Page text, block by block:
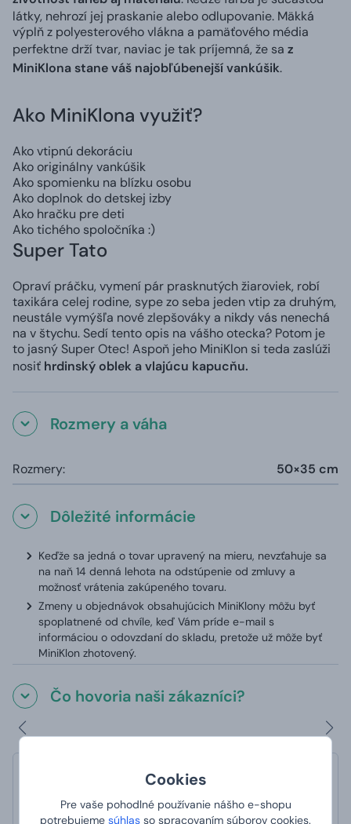
Cookies
Pre vaše pohodlné používanie nášho e-shopu
potrebujeme súhlas so spracovaním súborov cookies.
látky, nehrozí jej praskanie alebo odlupovanie. Mäkká
výplň z polyesterového vlákna a pamäťového média
perfektne drží tvar, naviac je tak príjemná, že sa z
MiniKlona stane váš najobľúbenejší vankúšik.
Ako MiniKlona využiť?
Ako vtipnú dekoráciu
Ako originálny vankúšik
Ako spomienku na blízku osobu
Ako doplnok do detskej izby
Ako hračku pre deti
Ako tichého spoločníka :)
Super Tato
Opraví práčku, vymení pár prasknutých žiaroviek, robí
taxikára celej rodine, sype zo seba jeden vtip za druhým,
neustále vymýšľa nové zlepšováky a nikdy vás nenechá
na v štychu. Sedí tento opis na vášho otecka? Potom je
to jasný Super Otec! Aspoň jeho MiniKlon si teda zaslúži
nosiť hrdinský oblek a vlajúcu kapucňu.
Rozmery a váha
Rozmery: 50×35 cm
Dôležité informácie
Keďže sa jedná o tovar upravený na mieru, nevzťahuje sa
na naň 14 denná lehota na odstúpenie od zmluvy a
možnosť vrátenia zakúpeného tovaru.
Zmeny u objednávok obsahujúcich MiniKlony môžu byť
spoplatnené od chvíle, keď Vám príde e-mail s
informáciou o odovzdaní do skladu, pretože už môže byť
MiniKlon zhotovený.
Čo hovoria naši zákazníci?
rychlé dodání